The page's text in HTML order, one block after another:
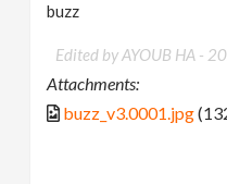
buzz
Edited by AYOUB HA -
Attachments:
buzz_v3.0001.jpg